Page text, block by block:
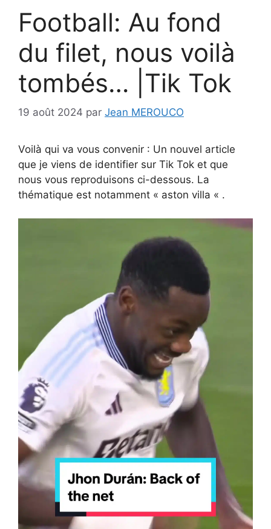
Football: Au fond
du filet, nous voilà
tombés… |Tik Tok
19 août 2024 par Jean MEROUCO
Voilà qui va vous convenir : Un nouvel article
que je viens de identifier sur Tik Tok et que
nous vous reproduisons ci-dessous. La
thématique est notamment « aston villa « .